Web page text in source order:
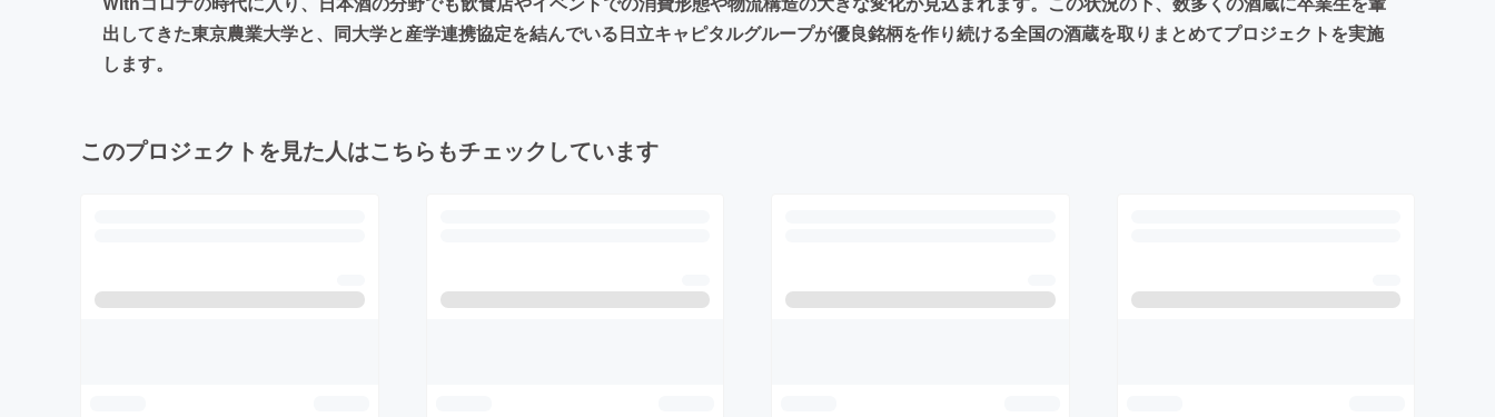
出してきた東京農業大学と、同大学と産学連携協定を結んでいる日立キャピタルグループが優良銘柄を作り続ける全国の酒蔵を取りまとめてプロジェクトを実施
します。
このプロジェクトを見た人はこちらもチェックしています